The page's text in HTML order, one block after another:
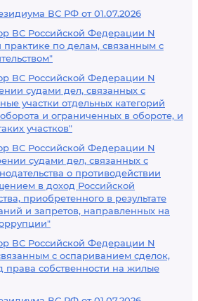
ВС РФ от 01.07.2026
ВС Российской Федерации N
практике по делам, связанным с
ВС Российской Федерации N
судами дел, связанных с
участки отдельных категорий
и ограниченных в обороте, и
участков"
ВС Российской Федерации N
судами дел, связанных с
о противодействии
в доход Российской
приобретенного в результате
и запретов, направленных на
ВС Российской Федерации N
с оспариванием сделок,
права собственности на жилые